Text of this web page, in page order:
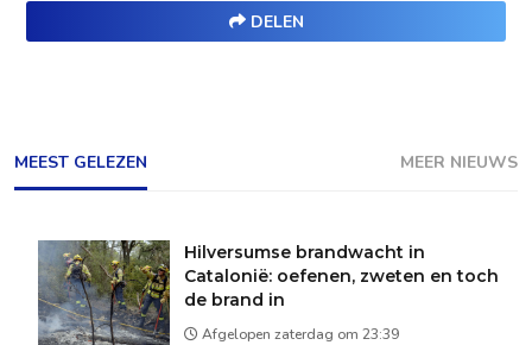
DELEN
MEEST GELEZEN MEER NIEUWS
Hilversumse brandwacht in
Catalonië: oefenen, zweten en toch
de brand in
Afgelopen zaterdag om 23:39